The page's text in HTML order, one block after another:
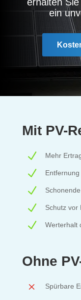
ein
Mit PV-
N Mehr
N
N
N Schutz vor
N Werterhalt
Ohne
M Spürbare